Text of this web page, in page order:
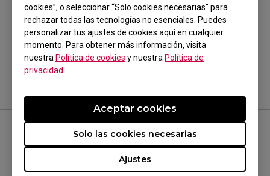
cookies”, o seleccionar “Solo cookies necesarias” para
rechazar todas las tecnologías no esenciales. Puedes
personalizar tus ajustes de cookies aquí en cualquier
momento. Para obtener más información, visita
nuestra Política de cookies y nuestra Política de
privacidad
Ajustes
Solo las cookies necesarias
Aceptar cookies
¿Te ha sido útil?